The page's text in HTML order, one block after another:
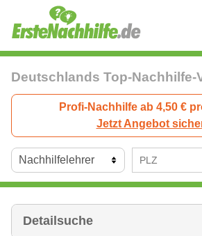
Deutschlands Top-Nachhilfe-
Profi-Nachhilfe ab 4,50 €
Jetzt Angebot
Detailsuche